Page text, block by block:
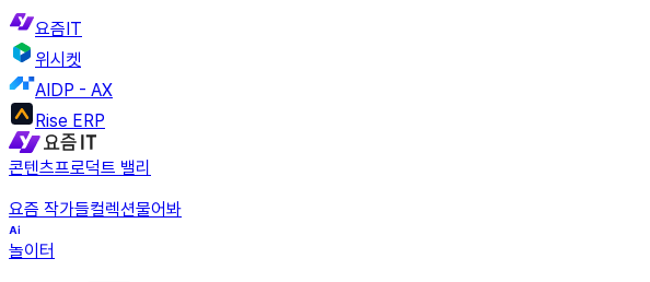
요즘IT
위시켓
AIDP - AX
Rise ERP
콘텐츠프로덕트 밸리
요즘 작가들컬렉션물어봐
놀이터